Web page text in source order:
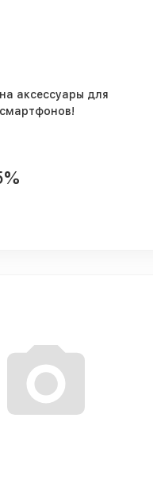
аксессуары для